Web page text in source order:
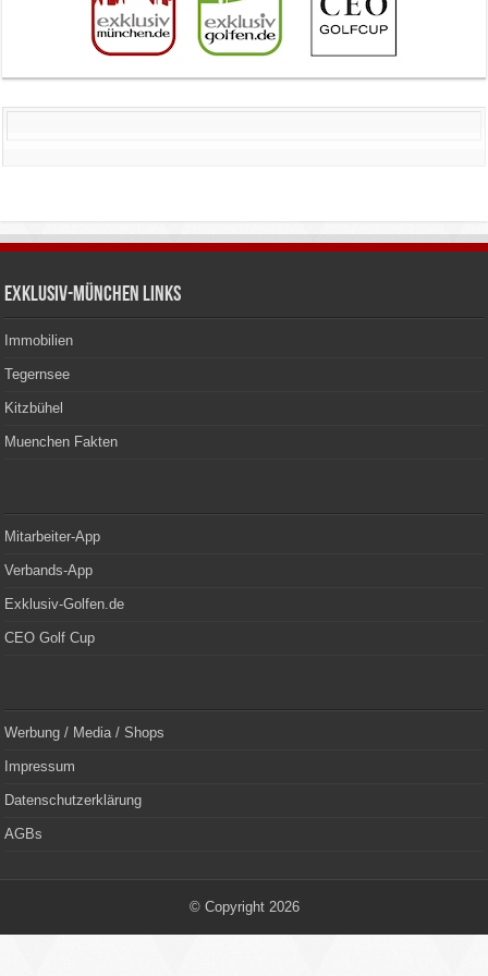
Exklusiv-München Links
Immobilien
Tegernsee
Kitzbühel
Muenchen Fakten
Mitarbeiter-App
Verbands-App
Exklusiv-Golfen.de
CEO Golf Cup
Werbung / Media / Shops
Impressum
Datenschutzerklärung
AGBs
© Copyright 2026